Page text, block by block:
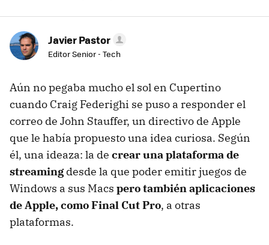
Javier Pastor
Editor Senior - Tech
Aún no pegaba mucho el sol en Cupertino
cuando Craig Federighi se puso a responder el
correo de John Stauffer, un directivo de Apple
que le había propuesto una idea curiosa. Según
él, una ideaza: la de crear una plataforma de
streamingdesde la que poder emitir juegos de
Windows a sus Macs pero también aplicaciones
de Apple, como Final Cut Pro, a otras
plataformas.